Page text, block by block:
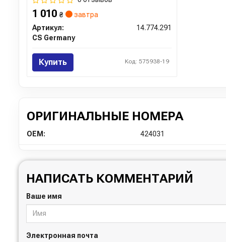
1 010 ₴
завтра
Артикул:
14.774.291
CS Germany
Купить Код: 575938-19
ОРИГИНАЛЬНЫЕ НОМЕРА
OEM: 424031
НАПИСАТЬ КОММЕНТАРИЙ
Ваше имя
Электронная почта